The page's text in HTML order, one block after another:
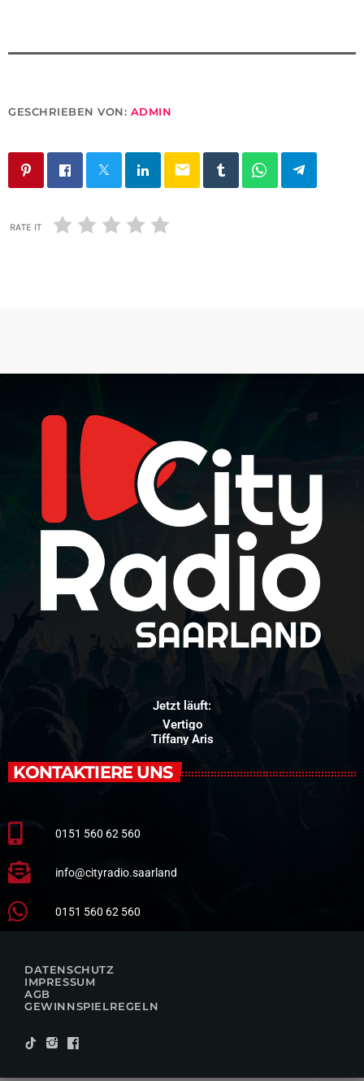
GESCHRIEBEN VON: ADMIN
email
RATE IT
Jetzt läuft:
Vertigo
Tiffany Aris
KONTAKTIERE UNS
0151 560 62 560
info@cityradio.saarland
0151 560 62 560
DATENSCHUTZ
IMPRESSUM
AGB
GEWINNSPIELREGELN